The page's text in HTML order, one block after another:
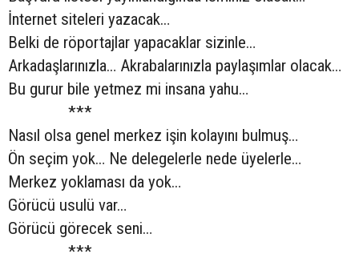
İnternet siteleri yazacak…
Belki de röportajlar yapacaklar sizinle…
Arkadaşlarınızla… Akrabalarınızla paylaşımlar olacak…
Bu gurur bile yetmez mi insana yahu…
***
Nasıl olsa genel merkez işin kolayını bulmuş…
Ön seçim yok… Ne delegelerle nede üyelerle…
Merkez yoklaması da yok…
Görücü usulü var…
Görücü görecek seni…
***